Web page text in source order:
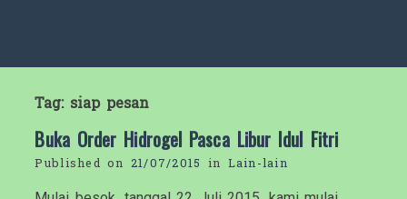
Tag: siap pesan
Buka Order Hidrogel Pasca Libur Idul Fitri
Published on 21/07/2015 in Lain-lain